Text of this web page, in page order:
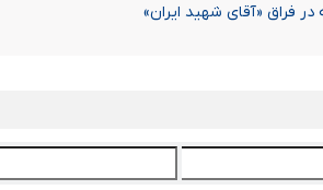
فراق «آقای شهید ایران»